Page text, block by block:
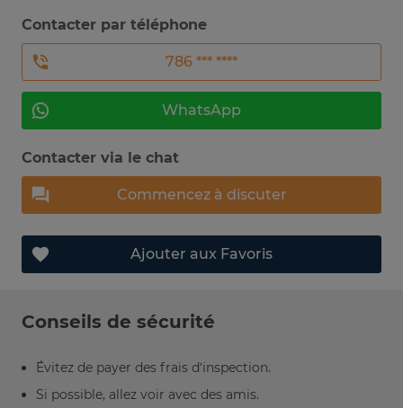
Contacter par téléphone
786 *** ****
WhatsApp
Contacter via le chat
Commencez à discuter
Ajouter aux Favoris
Conseils de sécurité
Évitez de payer des frais d’inspection.
Si possible, allez voir avec des amis.